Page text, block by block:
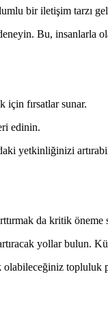
bir iletişim tarzı
Bu, insanlarla
için fırsatlar sunar.
edinin.
yetkinliğinizi
da kritik öneme
yollar bulun.